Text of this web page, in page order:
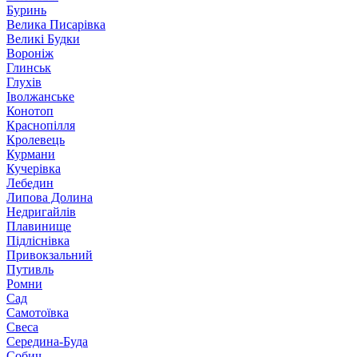
Буринь
Велика Писарівка
Великі Будки
Вороніж
Глинськ
Глухів
Іволжанське
Конотоп
Краснопілля
Кролевець
Курмани
Кучерівка
Лебедин
Липова Долина
Недригайлів
Плавинище
Підліснівка
Привокзальний
Путивль
Ромни
Сад
Самотоївка
Свеса
Середина-Буда